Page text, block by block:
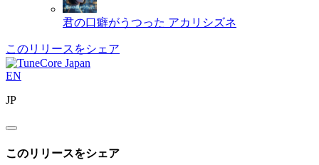
君の口癖がうつった アカリシズネ
このリリースをシェア
EN
JP
このリリースをシェア